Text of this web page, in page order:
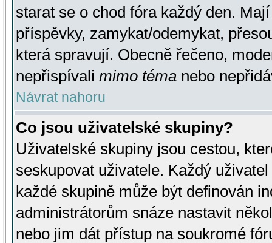
starat se o chod fóra každý den.
příspěvky, zamykat/odemykat,
která spravují. Obecně řečeno,
nepřispívali mimo téma nebo
Návrat nahoru
Co jsou uživatelské skupiny?
Uživatelské skupiny jsou cestou,
seskupovat uživatele. Každý
každé skupině může být definován
administrátorům snáze nastavit
nebo jim dát přístup na soukromé